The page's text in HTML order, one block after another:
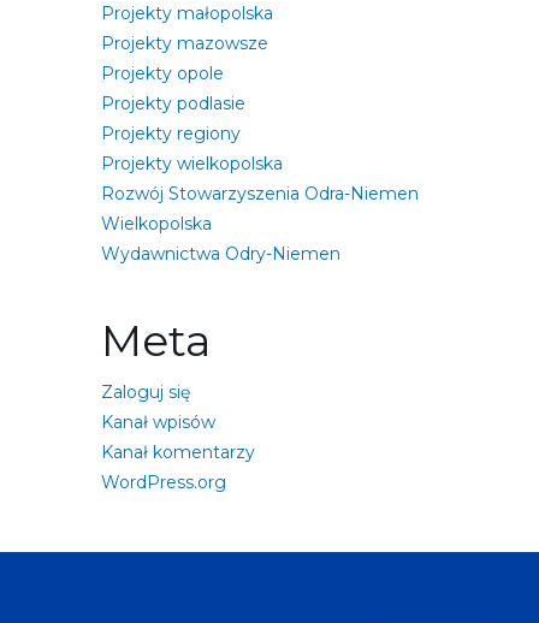
Projekty małopolska
Projekty mazowsze
Projekty opole
Projekty podlasie
Projekty regiony
Projekty wielkopolska
Rozwój Stowarzyszenia Odra-Niemen
Wielkopolska
Wydawnictwa Odry-Niemen
Meta
Zaloguj się
Kanał wpisów
Kanał komentarzy
WordPress.org